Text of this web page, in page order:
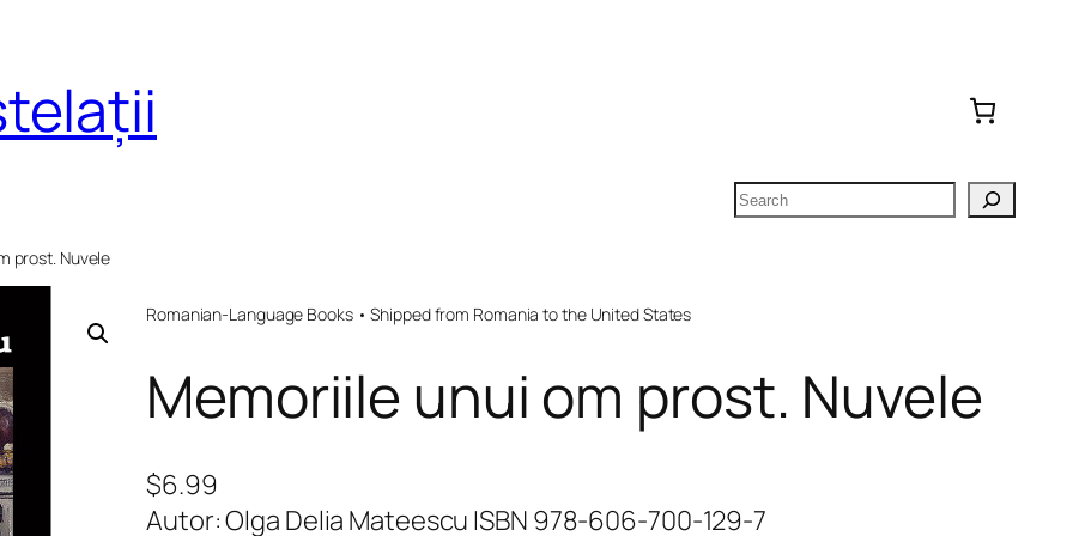
Search
prost. Nuvele
Romanian-Language Books • Shipped from Romania to the United States
Memoriile unui om prost. Nuvele
$6.99
Autor: Olga Delia Mateescu ISBN 978-606-700-129-7